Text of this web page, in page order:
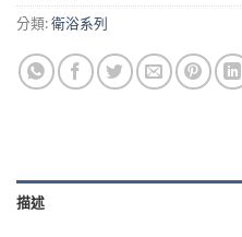
分類:衛浴系列
描述